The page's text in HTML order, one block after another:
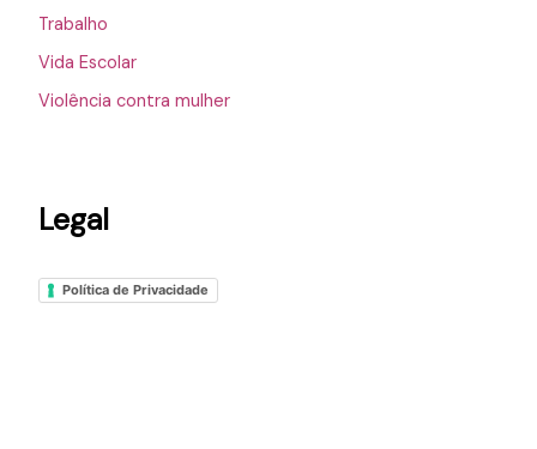
Trabalho
Vida Escolar
Violência contra mulher
Legal
Política de Privacidade